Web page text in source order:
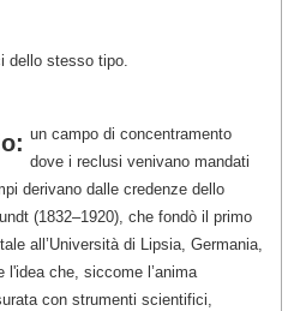
dello stesso tipo.
un campo di concentramento
dove i reclusi venivano mandati
derivano dalle credenze dello
(1832–1920), che fondò il primo
all’Università di Lipsia, Germania,
l'idea che, siccome l’anima
con strumenti scientifici,